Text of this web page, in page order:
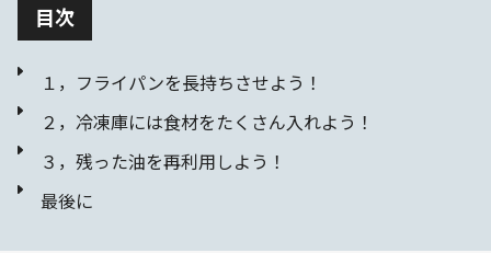
目次
１，フライパンを長持ちさせよう！
２，冷凍庫には食材をたくさん入れよう！
３，残った油を再利用しよう！
最後に